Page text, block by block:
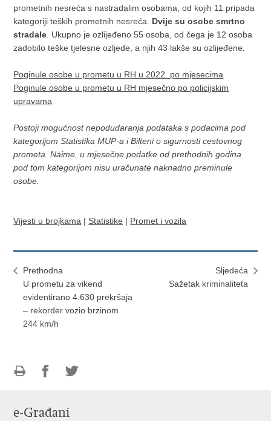
prometnih nesreća s nastradalim osobama, od kojih 11 pripada
kategoriji teških prometnih nesreća. Dvije su osobe smrtno
stradale . Ukupno je ozlijeđeno 55 osoba, od čega je 12 osoba
zadobilo teške tjelesne ozljede, a njih 43 lakše su ozlijeđene.
Poginule osobe u prometu u RH u 2022. po mjesecima
Poginule osobe u prometu u RH mjesečno po policijskim
upravama
Postoji mogućnost nepodudaranja podataka s podacima pod
kategorijom Statistika MUP-a i Bilteni o sigurnosti cestovnog
prometa. Naime, u mjesečne podatke od prethodnih godina
pod tom kategorijom nisu uračunate naknadno preminule
osobe.
Vijesti u brojkama | Statistike | Promet i vozila
Prethodna
U prometu za vikend
evidentirano 4.630 prekršaja
– rekorder vozio brzinom
244 km/h
Sljedeća
Sažetak kriminaliteta
FacebookuTwitteru
e-Građani